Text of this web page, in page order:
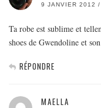
9 JANVIER 2012
Ta robe est sublime et
shoes de Gwendoline et
RÉPONDRE
MAELLA